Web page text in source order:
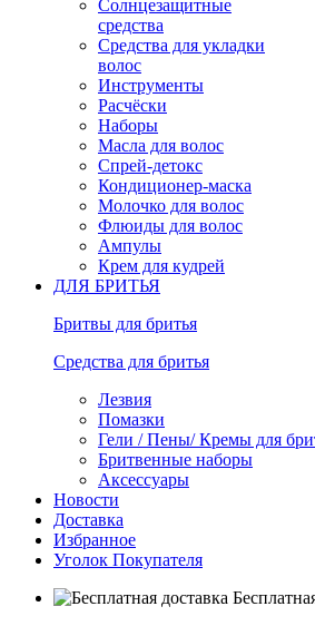
Солнцезащитные
средства
Средства для укладки
волос
Инструменты
Расчёски
Наборы
Масла для волос
Спрей-детокс
Кондиционер-маска
Молочко для волос
Флюиды для волос
Ампулы
Крем для кудрей
ДЛЯ БРИТЬЯ
Бритвы для бритья
Средства для бритья
Лезвия
Помазки
Гели / Пены/ Кремы для
Бритвенные наборы
Аксессуары
Новости
Доставка
Избранное
Уголок Покупателя